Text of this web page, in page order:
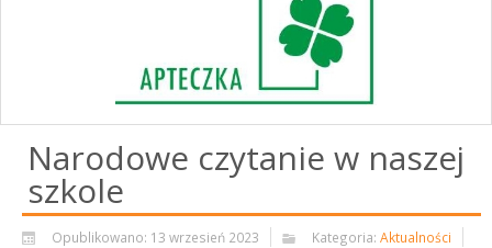
Narodowe czytanie w naszej
szkole
Opublikowano: 13 wrzesień 2023 Kategoria: Aktualności